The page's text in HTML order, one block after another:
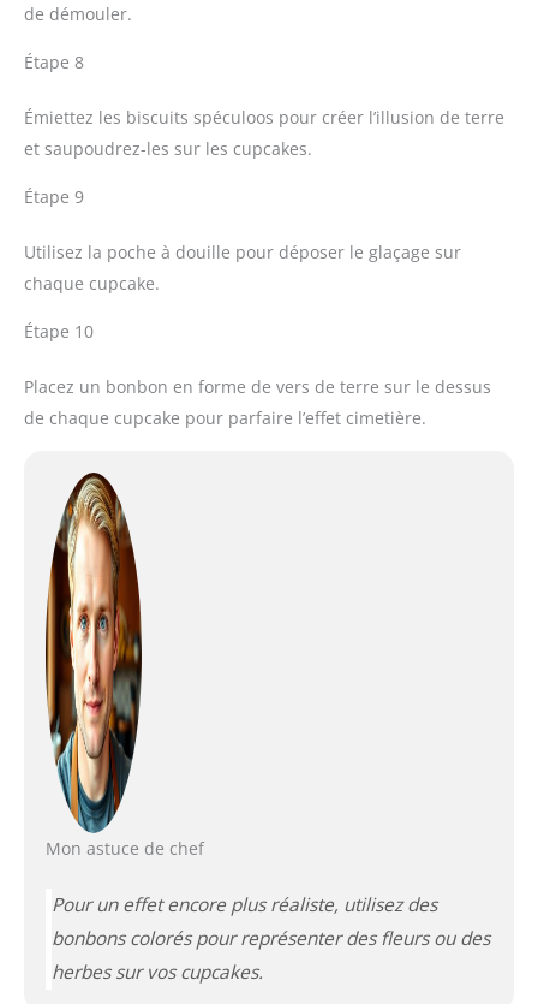
de démouler.
Étape 8
Émiettez les biscuits spéculoos pour créer l’illusion de terre
et saupoudrez-les sur les cupcakes.
Étape 9
Utilisez la poche à douille pour déposer le glaçage sur
chaque cupcake.
Étape 10
Placez un bonbon en forme de vers de terre sur le dessus
de chaque cupcake pour parfaire l’effet cimetière.
Mon astuce de chef
Pour un effet encore plus réaliste, utilisez des
bonbons colorés pour représenter des fleurs ou des
herbes sur vos cupcakes.